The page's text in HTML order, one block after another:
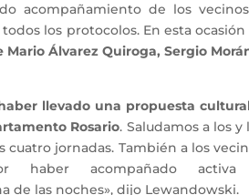
acompañamiento de los
los protocolos. En esta ocasión
Álvarez Quiroga, Sergio
llevado una propuesta
Rosario. Saludamos a los y
jornadas. También a los
haber acompañado
de las noches», dijo Lewandowski.